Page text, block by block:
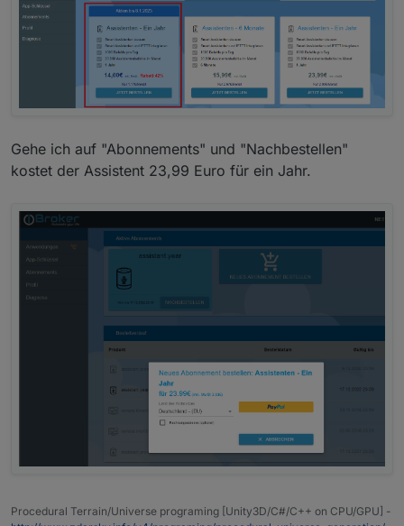
Gehe ich auf "Abonnements" und "Nachbestellen"
kostet der Assistent 23,99 Euro für ein Jahr.
Procedural Terrain/Universe programing [Unity3D/C#/C++ on CPU/GPU] -